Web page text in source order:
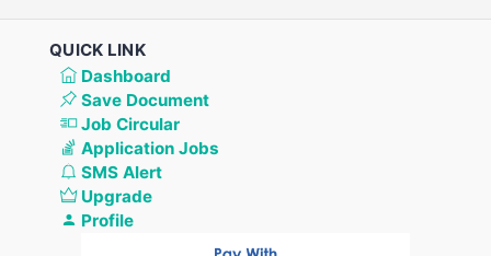
QUICK LINK
Dashboard
Save Document
Job Circular
Application Jobs
SMS Alert
Upgrade
Profile